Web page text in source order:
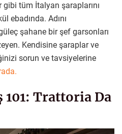
tüm İtalyan şaraplarını
ebadında. Adını
şahane bir şef garsonları
Kendisine şaraplar ve
sorun ve tavsiyelerine
Trattoria Da